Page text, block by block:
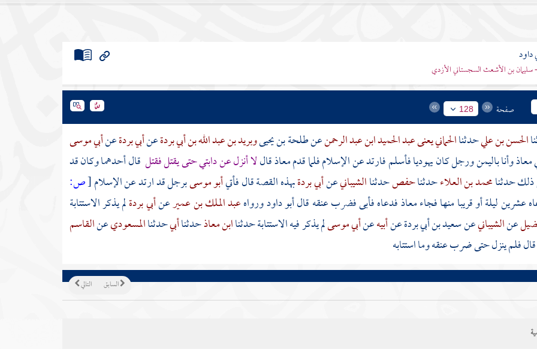
سليمان بن الأشعث السجستاني الأزدي
صفحة 128
الحسن بن عليحدثناالحماني يعنى عبد الحميد ابن عبد الرحمنعنطلحة بن يحيىوبريد بن عبد الله بن أبي بردةعنأبي بردةعنأبي موسى
معاذوأناباليمنورجل كان يهوديا فأسلم فارتد عن الإسلام فلما قدممعاذقاللا أنزل عن دابتي حتى يقتل فقتل قال أحدهما وكان قد
حدثنامحمد بن العلاءحدثناحفصحدثناالشيبانيعنأبي بردةبهذه القصة قال فأتيأبو موسىبرجل قد ارتد عن الإسلام[ص:
عشرين ليلة أو قريبا منها فجاءمعاذفدعاه فأبى فضرب عنقه قال أبو داود ورواهعبد الملك بن عميرعنأبي بردةلم يذكر الاستتابة
عنالشيبانيعنسعيد بن أبي بردةعنأبيهعنأبي موسىلم يذكر فيه الاستتابة حدثناابن معاذحدثناأبيحدثناالمسعوديعنالقاسم
فلم ينزل حتى ضرب عنقه وما استتابه
التالي السابق